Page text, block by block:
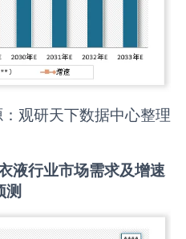
观研天下数据中心整理
液行业市场需求及增速
测